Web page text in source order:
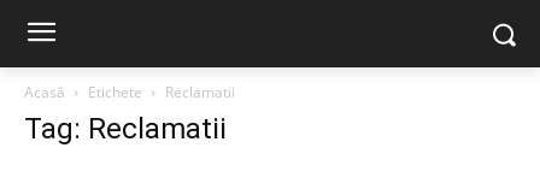
Acasă Etichete Reclamatii
Tag: Reclamatii